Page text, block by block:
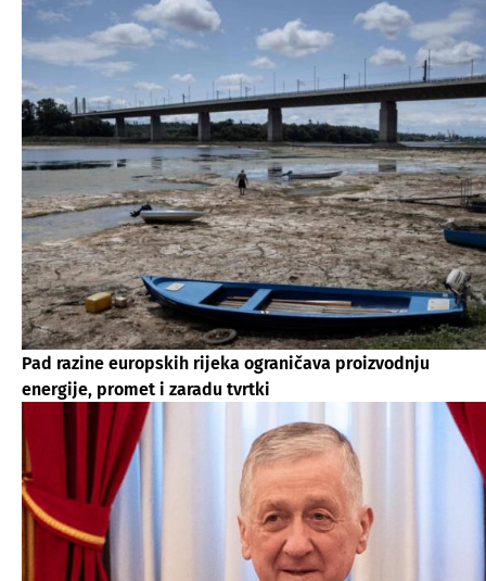
Pad razine europskih rijeka ograničava proizvodnju
energije, promet i zaradu tvrtki